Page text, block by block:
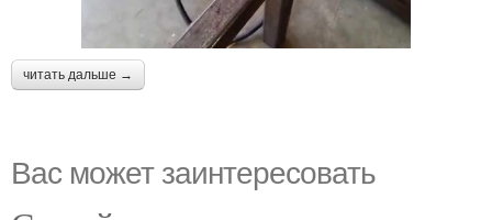
читать дальше →
Вас может заинтересовать